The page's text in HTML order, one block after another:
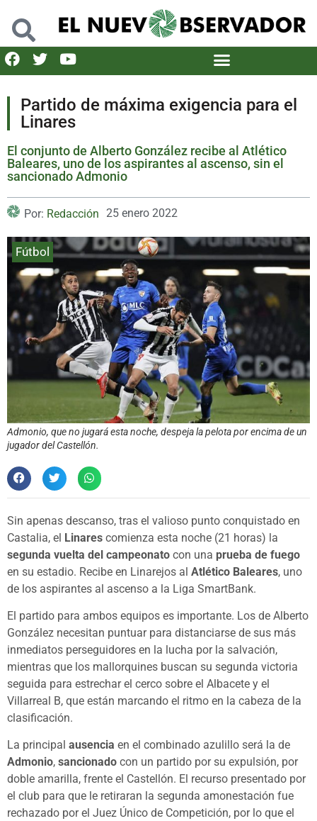
Partido de máxima exigencia para el
Linares
El conjunto de Alberto González recibe al Atlético
Baleares, uno de los aspirantes al ascenso, sin el
sancionado Admonio
Por: Redacción 25 enero 2022
Fútbol
Admonio, que no jugará esta noche, despeja la pelota por encima de un
jugador del Castellón.
Sin apenas descanso, tras el valioso punto conquistado en
Castalia, el Linares comienza esta noche (21 horas) la
segunda vuelta del campeonato con una prueba de fuego
en su estadio. Recibe en Linarejos al Atlético Baleares, uno
de los aspirantes al ascenso a la Liga SmartBank.
El partido para ambos equipos es importante. Los de Alberto
González necesitan puntuar para distanciarse de sus más
inmediatos perseguidores en la lucha por la salvación,
mientras que los mallorquines buscan su segunda victoria
seguida para estrechar el cerco sobre el Albacete y el
Villarreal B, que están marcando el ritmo en la cabeza de la
clasificación.
La principal ausencia en el combinado azulillo será la de
Admonio, sancionado con un partido por su expulsión, por
doble amarilla, frente el Castellón. El recurso presentado por
el club para que le retiraran la segunda amonestación fue
rechazado por el Juez Único de Competición, por lo que el